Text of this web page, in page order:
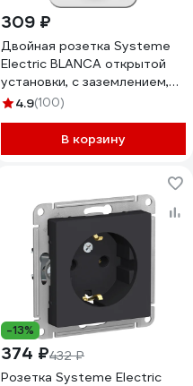
309 ₽
Двойная розетка Systeme
Electric BLANCA открытой
установки, с заземлением,
без шторок, белый
4.9(100)
В корзину
-13%
374 ₽432 ₽
Розетка Systeme Electric